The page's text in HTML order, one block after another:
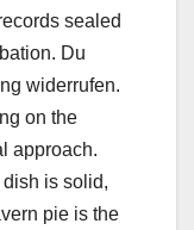
sealed
Du
widerrufen.
on the
approach.
is solid,
pie is the